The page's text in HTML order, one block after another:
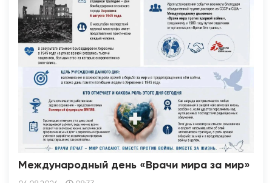
Международный день «Врачи мира за мир»